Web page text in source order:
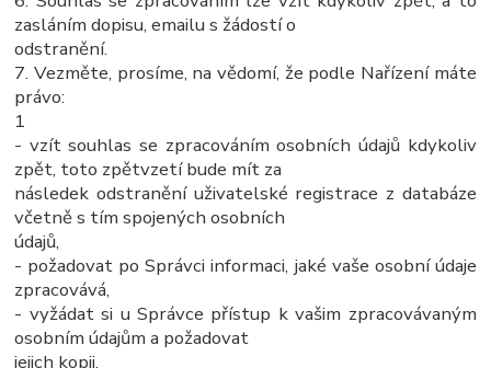
zasláním dopisu, emailu s žádostí o
odstranění.
7. Vezměte, prosíme, na vědomí, že podle Nařízení máte
právo:
1
- vzít souhlas se zpracováním osobních údajů kdykoliv
zpět, toto zpětvzetí bude mít za
následek odstranění uživatelské registrace z databáze
včetně s tím spojených osobních
údajů,
- požadovat po Správci informaci, jaké vaše osobní údaje
zpracovává,
- vyžádat si u Správce přístup k vašim zpracovávaným
osobním údajům a požadovat
jejich kopii,